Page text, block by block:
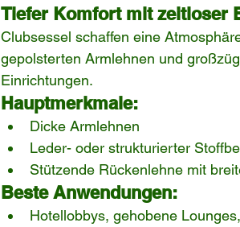
Tiefer Komfort mit zeitloser
Clubsessel schaffen eine
gepolsterten Armlehnen und
Einrichtungen.
Hauptmerkmale:
Dicke Armlehnen
Leder- oder strukturierter
Stützende Rückenlehne mit
Beste Anwendungen:
Hotellobbys, gehobene